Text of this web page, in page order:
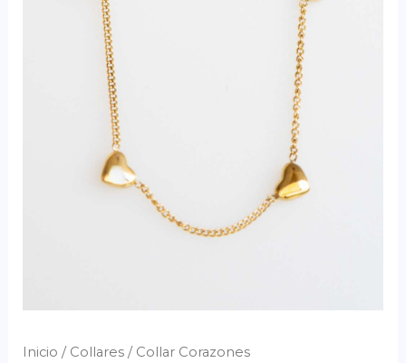
Inicio / Collares/ Collar Corazones